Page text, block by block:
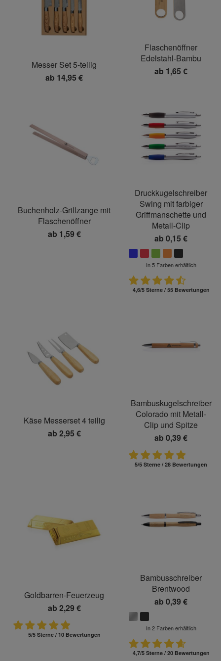
Messer Set 5-teilig
ab 14,95 €
Flaschenöffner
Edelstahl-Bambu
ab 1,65 €
Buchenholz-Grillzange mit
Flaschenöffner
ab 1,59 €
Druckkugelschreiber
Swing mit farbiger
Griffmanschette und
Metall-Clip
ab 0,15 €
In 5 Farben erhältlich
4,6/5 Sterne / 55 Bewertungen
Käse Messerset 4 teilig
ab 2,95 €
Bambuskugelschreiber
Colorado mit Metall-
Clip und Spitze
ab 0,39 €
5/5 Sterne / 28 Bewertungen
Goldbarren-Feuerzeug
ab 2,29 €
5/5 Sterne / 10 Bewertungen
Bambusschreiber
Brentwood
ab 0,39 €
In 2 Farben erhältlich
4,7/5 Sterne / 20 Bewertungen